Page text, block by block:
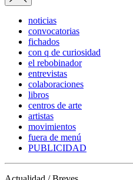
noticias
convocatorias
fichados
con q de curiosidad
el rebobinador
entrevistas
colaboraciones
libros
centros de arte
artistas
movimientos
fuera de menú
PUBLICIDAD